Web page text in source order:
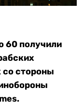
60 получили
со стороны